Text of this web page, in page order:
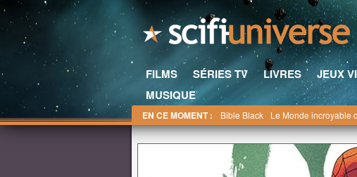
FILMS SÉRIES TV LIVRES JEUX
MUSIQUE
EN CE MOMENT : Bible Black Le Monde incroyable
Bienvenue sur SFU : le site incontournable des fans de